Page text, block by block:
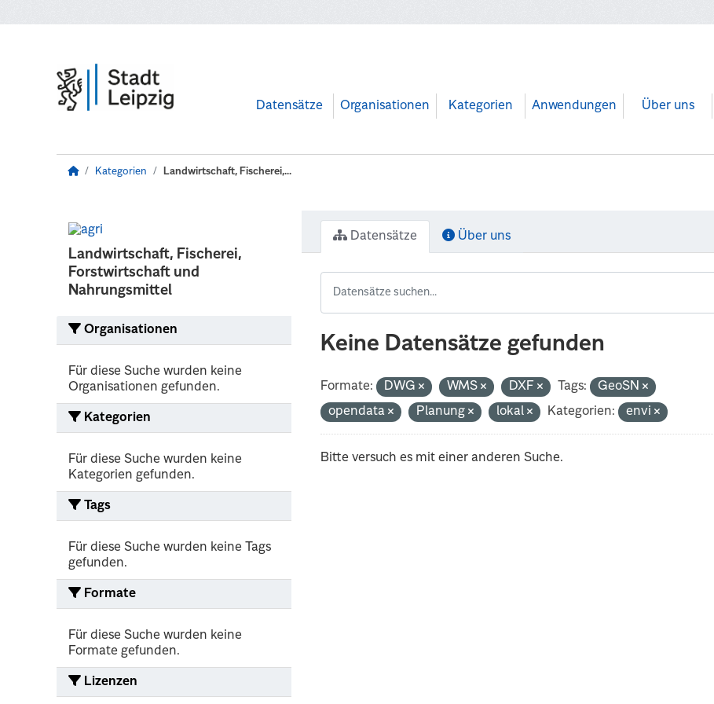
Datensätze Organisationen Kategorien Anwendungen Über uns
Kategorien Landwirtschaft, Fischerei,...
Landwirtschaft, Fischerei,
Forstwirtschaft und
Nahrungsmittel
Organisationen
Für diese Suche wurden keine
Organisationen gefunden.
Kategorien
Für diese Suche wurden keine
Kategorien gefunden.
Tags
Für diese Suche wurden keine Tags
gefunden.
Formate
Für diese Suche wurden keine
Formate gefunden.
Lizenzen
Datensätze Über uns
Keine Datensätze gefunden
Formate: DWG WMS DXF Tags:
GeoSN
opendata
Planung lokal Kategorien: envi
Bitte versuch es mit einer anderen Suche.